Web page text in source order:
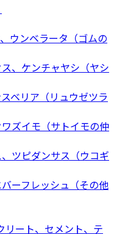
ウンベラータ（ゴムの
、ケンチャヤシ（ヤシ
ベリア（リュウゼツラ
ズイモ（サトイモの仲
ツピダンサス（ウコギ
ーフレッシュ（その他
リート、セメント、テ